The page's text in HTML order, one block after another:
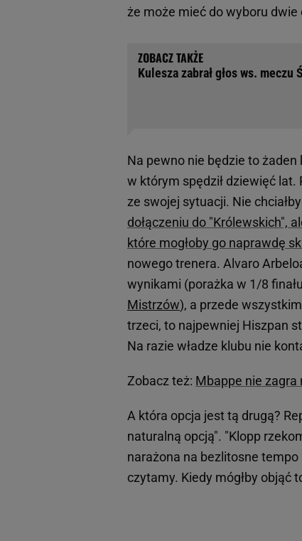
że może mieć do wyboru dwie
Kulesza zabrał głos ws. meczu
Na pewno nie będzie to
w którym spędził dziewięć lat.
ze swojej sytuacji. Nie
dołączeniu do "Królewskich",
które mogłoby go naprawdę
nowego trenera. Alvaro
wynikami (porażka w 1/8
Mistrzów), a przede
trzeci, to najpewniej Hiszpan
Na razie władze klubu nie
Zobacz też: Mbappe nie zagra
A która opcja jest tą drugą?
naturalną opcją". "Klopp
narażona na bezlitosne tempo
czytamy. Kiedy mógłby objąć